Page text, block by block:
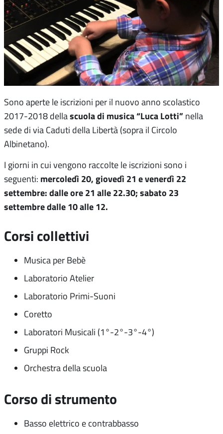
Sono aperte le iscrizioni per il nuovo anno scolastico
2017-2018 dellascuola di musica “Luca Lotti” nella
sede di via Caduti della Libertà (sopra il Circolo
Albinetano).
I giorni in cui vengono raccolte le iscrizioni sono i
seguenti: mercoledì 20, giovedì 21 e venerdì 22
settembre: dalle ore 21 alle 22.30; sabato 23
settembre dalle 10 alle 12.
Corsi collettivi
Musica per Bebè
Laboratorio Atelier
Laboratorio Primi-Suoni
Coretto
Laboratori Musicali (1°-2°-3°-4°)
Gruppi Rock
Orchestra della scuola
Corso di strumento
Basso elettrico e contrabbasso